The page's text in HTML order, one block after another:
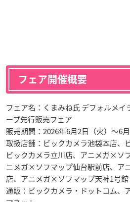
フェア開催概要
フェア名：くまみね氏 デフォルメイ
ープ先行販売フェア
販売期間：2026年6月2日（火）～6月
取扱店舗：ビックカメラ池袋本店、
ビックカメラ立川店、アニメガ×ソ
ニメガ×ソフマップ仙台駅前店、ア
店、アニメガ×ソフマップ天神1号館
通販：ビックカメラ・ドットコム